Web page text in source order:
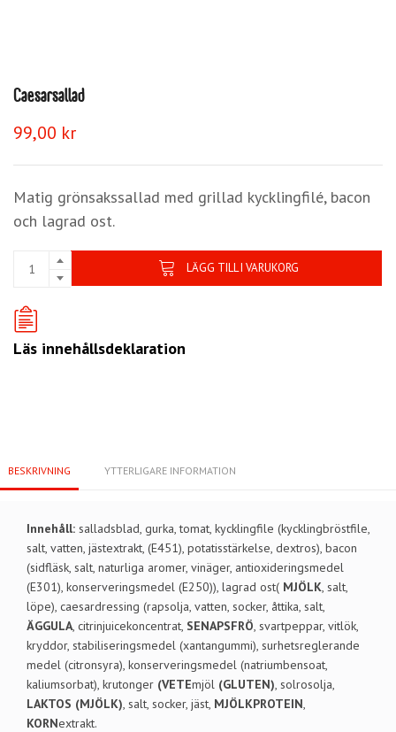
Caesarsallad
99,00 kr
Matig grönsakssallad med grillad kycklingfilé, bacon
och lagrad ost.
LÄGG TILL I VARUKORG
Läs innehållsdeklaration
BESKRIVNING YTTERLIGARE INFORMATION
Innehåll: salladsblad, gurka, tomat, kycklingfile (kycklingbröstfile,
salt, vatten, jästextrakt, (E451), potatisstärkelse, dextros), bacon
(sidfläsk, salt, naturliga aromer, vinäger, antioxideringsmedel
(E301), konserveringsmedel (E250)), lagrad ost( MJÖLK, salt,
löpe), caesardressing (rapsolja, vatten, socker, åttika, salt,
ÄGGULA, citrinjuicekoncentrat, SENAPSFRÖ, svartpeppar, vitlök,
kryddor, stabiliseringsmedel (xantangummi), surhetsreglerande
medel (citronsyra), konserveringsmedel (natriumbensoat,
kaliumsorbat), krutonger (VETEmjöl (GLUTEN), solrosolja,
LAKTOS (MJÖLK), salt, socker, jäst, MJÖLKPROTEIN,
KORNextrakt.